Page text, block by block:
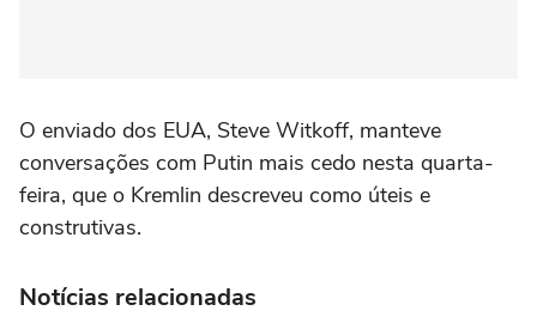
O enviado dos EUA, Steve Witkoff, manteve
conversações com Putin mais cedo nesta quarta-
feira, que o Kremlin descreveu como úteis e
construtivas.
Notícias relacionadas